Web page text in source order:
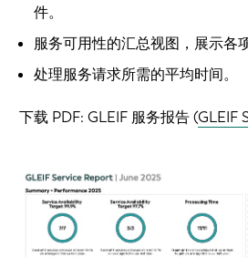
件。
服务可用性的汇总视图，展示各
处理服务请求所需的平均时间。
下载 PDF: GLEIF 服务报告 (GLEIF